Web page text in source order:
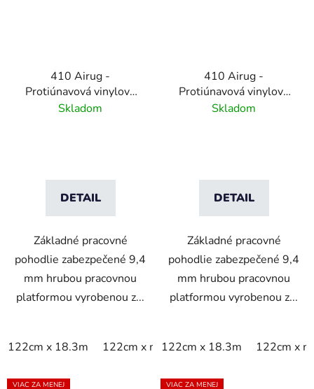
410 Airug -
Protiúnavová vinylová
rohož s rebrovým
Skladom
DETAIL
Základné pracovné
pohodlie zabezpečené 9,4
mm hrubou pracovnou
platformou vyrobenou z...
122cm x 18.3m 122cm x m 60cm x 18.3m 60cm x
410 Airug -
Protiúnavová vinylová
rohož s rebrovým
Skladom
DETAIL
Základné pracovné
pohodlie zabezpečené 9,4
mm hrubou pracovnou
platformou vyrobenou z...
122cm x 18.3m 122cm x m
VIAC ZA MENEJ VIAC ZA MENEJ